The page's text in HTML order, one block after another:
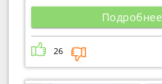
Подробнее
26